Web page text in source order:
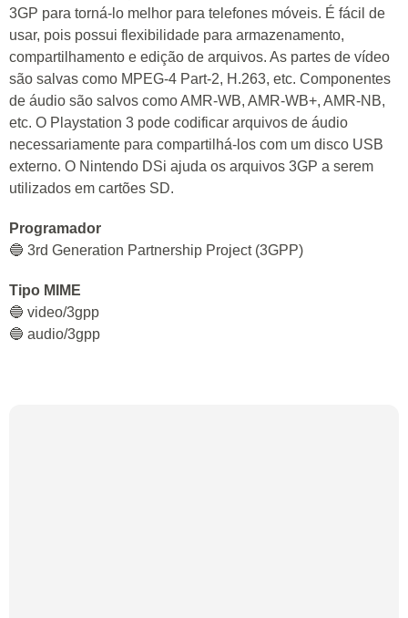
3GP para torná-lo melhor para telefones móveis. É fácil de
usar, pois possui flexibilidade para armazenamento,
compartilhamento e edição de arquivos. As partes de vídeo
são salvas como MPEG-4 Part-2, H.263, etc. Componentes
de áudio são salvos como AMR-WB, AMR-WB+, AMR-NB,
etc. O Playstation 3 pode codificar arquivos de áudio
necessariamente para compartilhá-los com um disco USB
externo. O Nintendo DSi ajuda os arquivos 3GP a serem
utilizados em cartões SD.
Programador
🔵 3rd Generation Partnership Project (3GPP)
Tipo MIME
🔵 video/3gpp
🔵 audio/3gpp